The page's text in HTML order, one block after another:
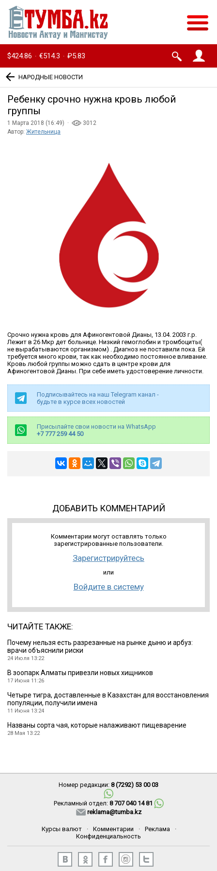
$424.86 · €514.3 · ₽5.83
НАРОДНЫЕ НОВОСТИ
Ребенку срочно нужна кровь любой
группы
1 Марта 2018 (16:49) ·
3012
Автор: Жительница
Срочно нужна кровь для Афиногентовой Дианы, 13.04. 2003 г.р.
Лежит в 26 Мкр дет больнице. Низкий гемоглобин и тромбоциты(
не вырабатываются организмом) . Диагноз не поставили пока. Ей
требуется много крови, так как необходимо постоянное вливание.
Кровь любой группы можно сдать в центре крови для
Афиногентовой Дианы. При себе иметь удостоверение личности.
Подписывайтесь на наш Telegram канал -
будьте в курсе всех новостей
Присылайте свои новости на WhatsApp
+7 777 259 44 50
ДОБАВИТЬ КОММЕНТАРИЙ
Комментарии могут оставлять только
зарегистрированные пользователи.
Зарегистрируйтесь
или
Войдите в систему
ЧИТАЙТЕ ТАКЖЕ:
Почему нельзя есть разрезанные на рынке дыню и арбуз:
врачи объяснили риски
24 Июля 13:22
В зоопарк Алматы привезли новых хищников
17 Июня 11:26
Четыре тигра, доставленные в Казахстан для восстановления
популяции, получили имена
11 Июня 13:24
Названы сорта чая, которые налаживают пищеварение
28 Мая 13:22
Номер редакции: 8 (7292) 53 00 03
Рекламный отдел: 8 707 040 14 81
reklama@tumba.kz
Курсы валют · Комментарии · Реклама
·
Конфиденциальность